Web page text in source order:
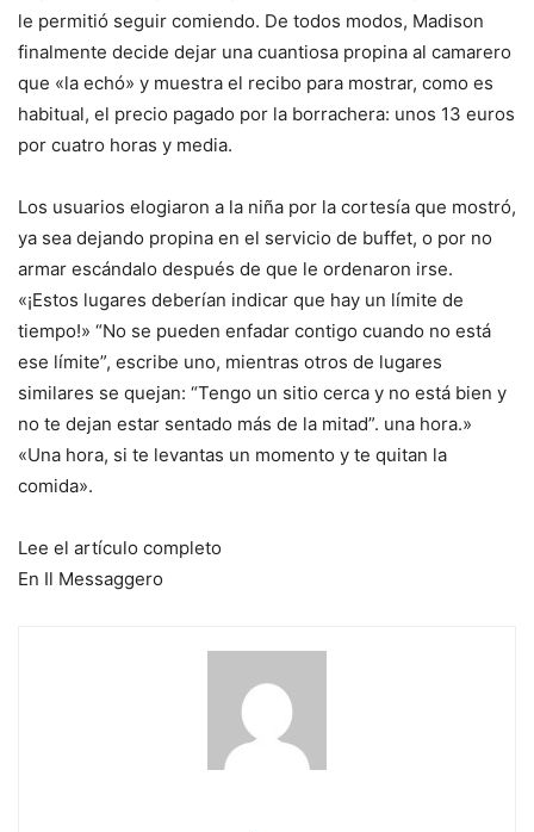
le permitió seguir comiendo. De todos modos, Madison
finalmente decide dejar una cuantiosa propina al camarero
que «la echó» y muestra el recibo para mostrar, como es
habitual, el precio pagado por la borrachera: unos 13 euros
por cuatro horas y media.
Los usuarios elogiaron a la niña por la cortesía que mostró,
ya sea dejando propina en el servicio de buffet, o por no
armar escándalo después de que le ordenaron irse.
«¡Estos lugares deberían indicar que hay un límite de
tiempo!» “No se pueden enfadar contigo cuando no está
ese límite”, escribe uno, mientras otros de lugares
similares se quejan: “Tengo un sitio cerca y no está bien y
no te dejan estar sentado más de la mitad”. una hora.»
«Una hora, si te levantas un momento y te quitan la
comida».
Lee el artículo completo
En Il Messaggero